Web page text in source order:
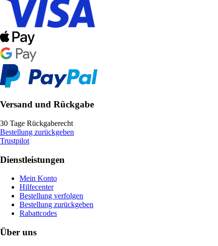
Versand und Rückgabe
30 Tage Rückgaberecht
Bestellung zurückgeben
Trustpilot
Dienstleistungen
Mein Konto
Hilfecenter
Bestellung verfolgen
Bestellung zurückgeben
Rabattcodes
Über uns